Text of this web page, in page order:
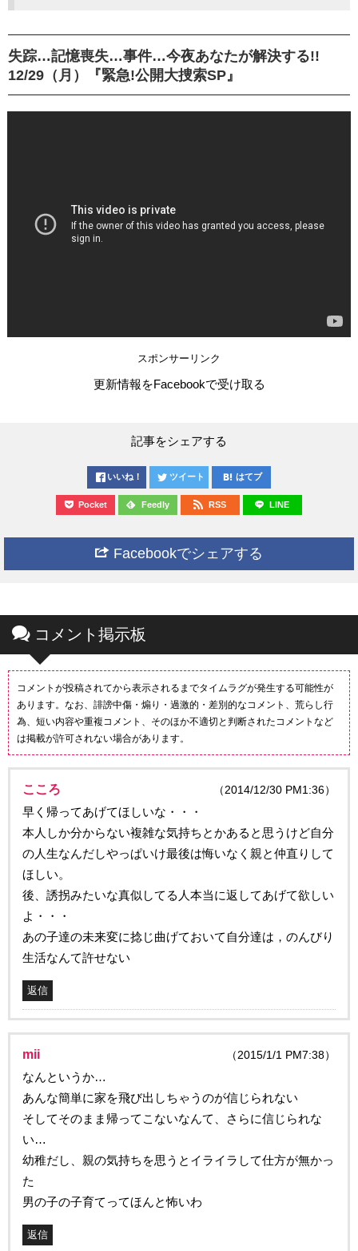
失踪…記憶喪失…事件…今夜あなたが解決する!!
12/29（月）『緊急!公開大捜索SP』
スポンサーリンク
更新情報をFacebookで受け取る
記事をシェアする
いいね！ ツイート はてブ
Pocket Feedly RSS LINE
Facebookでシェアする
コメント掲示板
コメントが投稿されてから表示されるまでタイムラグが発生する可能性が
あります。なお、誹謗中傷・煽り・過激的・差別的なコメント、荒らし行
為、短い内容や重複コメント、そのほか不適切と判断されたコメントなど
は掲載が許可されない場合があります。
こころ （2014/12/30 PM1:36）
早く帰ってあげてほしいな・・・
本人しか分からない複雑な気持ちとかあると思うけど自分
の人生なんだしやっぱいけ最後は悔いなく親と仲直りして
ほしい。
後、誘拐みたいな真似してる人本当に返してあげて欲しい
よ・・・
あの子達の未来変に捻じ曲げておいて自分達は，のんびり
生活なんて許せない
返信
mii （2015/1/1 PM7:38）
なんというか…
あんな簡単に家を飛び出しちゃうのが信じられない
そしてそのまま帰ってこないなんて、さらに信じられな
い…
幼稚だし、親の気持ちを思うとイライラして仕方が無かっ
た
男の子の子育てってほんと怖いわ
返信